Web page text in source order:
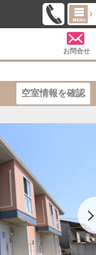
お問合せ
空室情報を確認